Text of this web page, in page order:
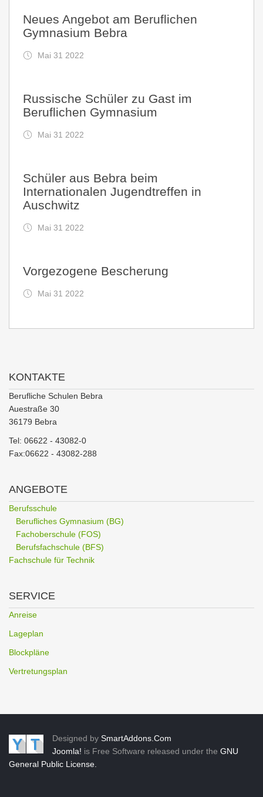
Neues Angebot am Beruflichen
Gymnasium Bebra
Mai 31 2022
Russische Schüler zu Gast im
Beruflichen Gymnasium
Mai 31 2022
Schüler aus Bebra beim
Internationalen Jugendtreffen in
Auschwitz
Mai 31 2022
Vorgezogene Bescherung
Mai 31 2022
KONTAKTE
Berufliche Schulen Bebra
Auestraße 30
36179 Bebra
Tel: 06622 - 43082-0
Fax:06622 - 43082-288
ANGEBOTE
Berufsschule
Berufliches Gymnasium (BG)
Fachoberschule (FOS)
Berufsfachschule (BFS)
Fachschule für Technik
SERVICE
Anreise
Lageplan
Blockpläne
Vertretungsplan
Designed by SmartAddons.Com
Joomla! is Free Software released under the GNU
General Public License.